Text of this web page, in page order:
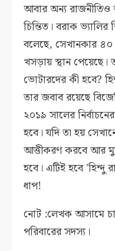
আবার অন্য রাজনীতিও
চিন্তিত। বরাক
বলেছে, সেখানকার
খসড়ায় স্থান পেয়েছে।
ভোটারদের কী হবে?
তার জবাব রয়েছে
২০১৯ সালের
হবে। যদি তা হয়
আত্তীকরণ করবে আর
হবে। এটিই হবে 'হিন্দু
ধাপ!
নোট :লেখক আসামে
পরিবারের সদস্য।